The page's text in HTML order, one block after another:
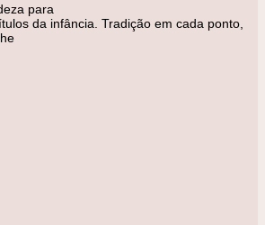
para
da infância. Tradição em cada ponto,